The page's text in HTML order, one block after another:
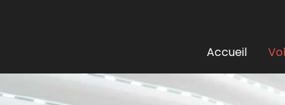
Accueil